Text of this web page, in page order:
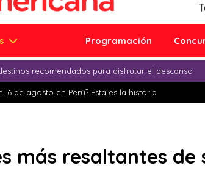
Programación
recomendados para disfrutar el descanso
6 de agosto en Perú? Esta es la historia
más resaltantes de